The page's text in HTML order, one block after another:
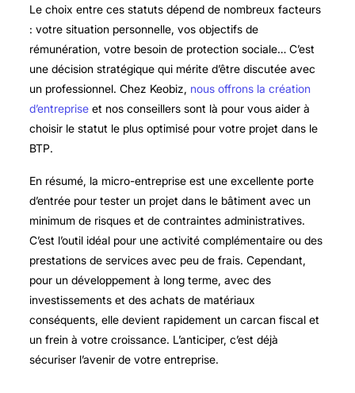
Le choix entre ces statuts dépend de nombreux facteurs
: votre situation personnelle, vos objectifs de
rémunération, votre besoin de protection sociale… C’est
une décision stratégique qui mérite d’être discutée avec
un professionnel. Chez Keobiz, nous offrons la création
d’entrepriseet nos conseillers sont là pour vous aider à
choisir le statut le plus optimisé pour votre projet dans le
BTP.
En résumé, la micro-entreprise est une excellente porte
d’entrée pour tester un projet dans le bâtiment avec un
minimum de risques et de contraintes administratives.
C’est l’outil idéal pour une activité complémentaire ou des
prestations de services avec peu de frais. Cependant,
pour un développement à long terme, avec des
investissements et des achats de matériaux
conséquents, elle devient rapidement un carcan fiscal et
un frein à votre croissance. L’anticiper, c’est déjà
sécuriser l’avenir de votre entreprise.